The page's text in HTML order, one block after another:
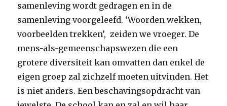
samenleving wordt gedragen en in de
samenleving voorgeleefd. ‘Woorden wekken,
voorbeelden trekken’, zeiden we vroeger. De
mens-als-gemeenschapswezen die een
grotere diversiteit kan omvatten dan enkel de
eigen groep zal zichzelf moeten uitvinden. Het
is niet anders. Een beschavingsopdracht van